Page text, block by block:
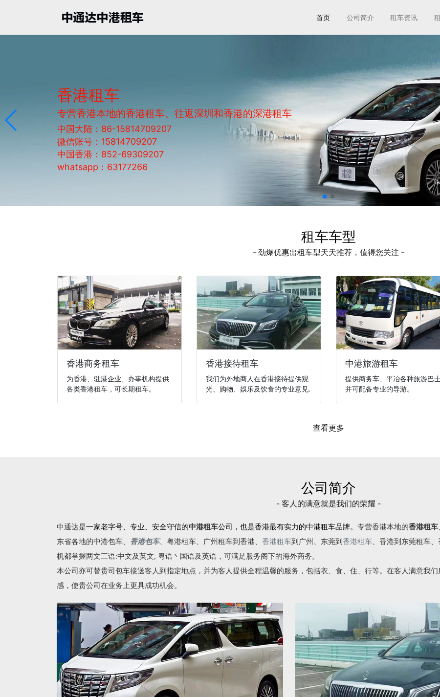
首页 公司简介 租车资讯
香港租车
专营香港本地的香港租车、往返深圳和香港的深港租车
中国大陆：86-15814709207
微信账号：15814709207
中国香港：852-69309207
whatsapp：63177266
租车车型
- 劲爆优惠出租车型天天推荐，值得您关注 -
香港商务租车
为香港、驻港企业、办事机构提供
各类香港租车，可长期租车。
香港接待租车
我们为外地商人在香港接待提供观
光、购物、娛乐及饮食的专业意见.
中港旅游租车
提供商务车、平冶各种旅游巴士
并可配备专业的导游。
查看更多
公司简介
- 客人的满意就是我们的荣耀 -
中通达是一家老字号、专业、安全守信的中港租车公司，也是香港最有实力的中港租车品牌。 专营香港本地的香港租车
东省各地的中港包车 香港包车、 粤港租车 、广州租车到香港、 香港租车到广州、东莞到 香港租车 、香港到东莞租车
机都掌握两文三语:中文及英文, 粤语丶国语及英语，可满足服务阁下的海外商务。
本公司亦可替贵司包车接送客人到指定地点，并为客人提供全程温馨的服务，包括衣、食、住、行等。在客人满意我
感，使贵公司在业务上更具成功机会。